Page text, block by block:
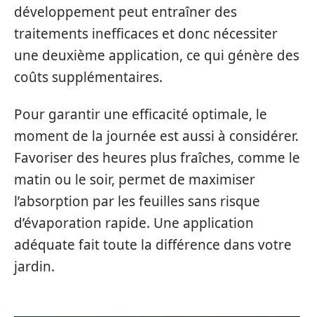
développement peut entraîner des
traitements inefficaces et donc nécessiter
une deuxième application, ce qui génère des
coûts supplémentaires.
Pour garantir une efficacité optimale, le
moment de la journée est aussi à considérer.
Favoriser des heures plus fraîches, comme le
matin ou le soir, permet de maximiser
l’absorption par les feuilles sans risque
d’évaporation rapide. Une application
adéquate fait toute la différence dans votre
jardin.